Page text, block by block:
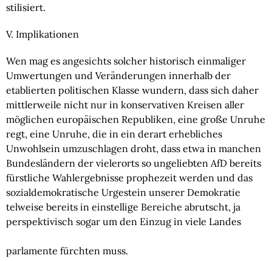
stilisiert.
V. Implikationen
Wen mag es angesichts solcher historisch einmaliger
Umwertungen und Veränderungen innerhalb der
etablierten politischen Klasse wundern, dass sich daher
mittlerweile nicht nur in konservativen Kreisen aller
möglichen europäischen Republiken, eine große Unruhe
regt, eine Unruhe, die in ein derart erhebliches
Unwohlsein umzuschlagen droht, dass etwa in manchen
Bundesländern der vielerorts so ungeliebten AfD bereits
fürstliche Wahlergebnisse prophezeit werden und das
sozialdemokratische Urgestein unserer Demokratie
telweise bereits in einstellige Bereiche abrutscht, ja
perspektivisch sogar um den Einzug in viele Landes
parlamente fürchten muss.